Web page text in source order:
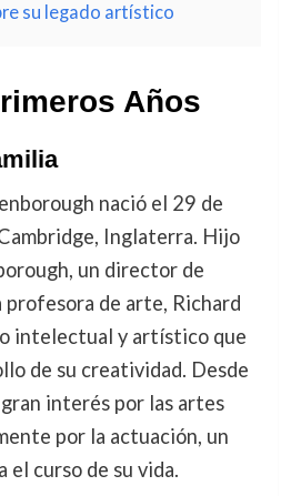
su legado artístico
Años
nació el 29 de
Inglaterra. Hijo
un director de
profesora de arte, Richard
intelectual y artístico que
de su creatividad. Desde
interés por las artes
por la actuación, un
el curso de su vida.